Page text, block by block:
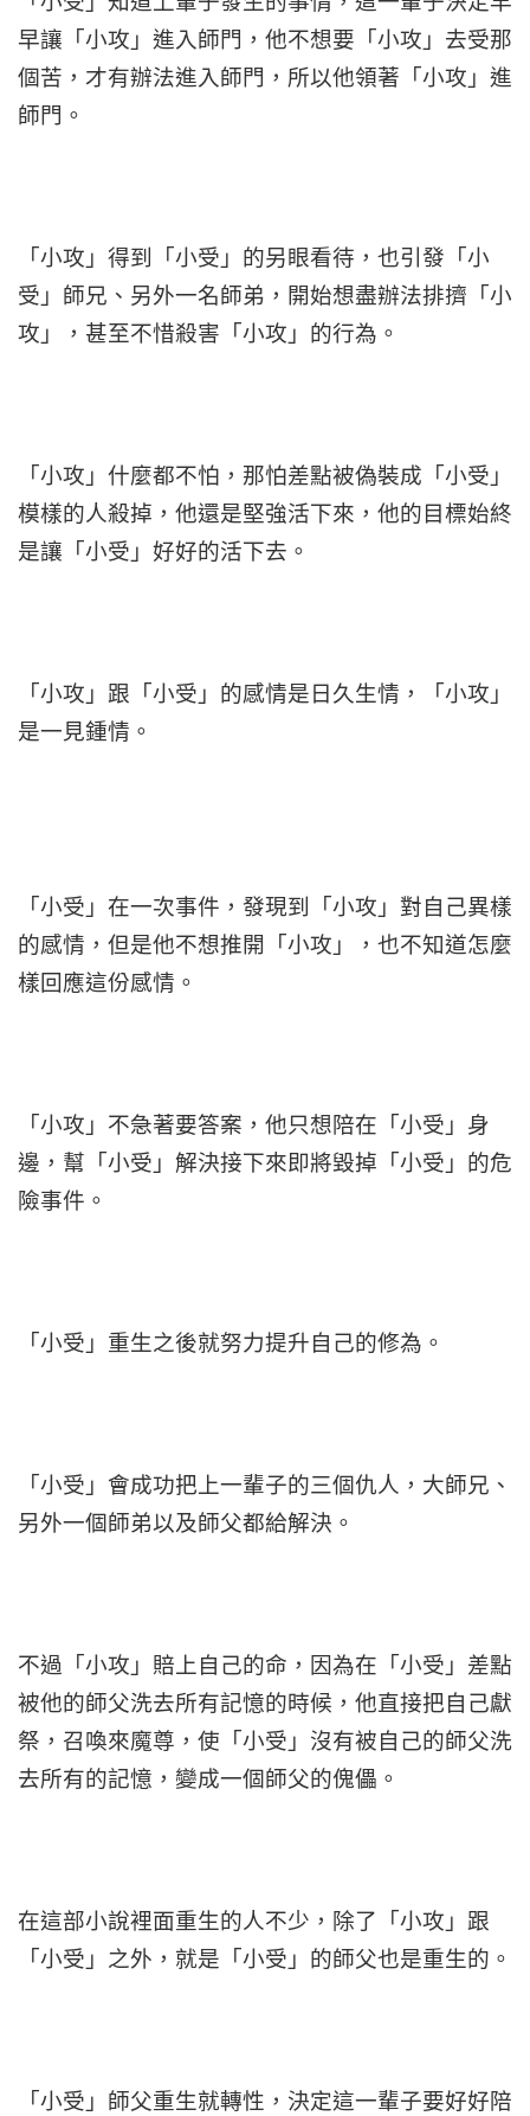
早讓「小攻」進入師門，他不想要「小攻」去受那
個苦，才有辦法進入師門，所以他領著「小攻」進
師門。
「小攻」得到「小受」的另眼看待，也引發「小
受」師兄、另外一名師弟，開始想盡辦法排擠「小
攻」，甚至不惜殺害「小攻」的行為。
「小攻」什麼都不怕，那怕差點被偽裝成「小受」
模樣的人殺掉，他還是堅強活下來，他的目標始終
是讓「小受」好好的活下去。
「小攻」跟「小受」的感情是日久生情，「小攻」
是一見鍾情。
「小受」在一次事件，發現到「小攻」對自己異樣
的感情，但是他不想推開「小攻」，也不知道怎麼
樣回應這份感情。
「小攻」不急著要答案，他只想陪在「小受」身
邊，幫「小受」解決接下來即將毀掉「小受」的危
險事件。
「小受」重生之後就努力提升自己的修為。
「小受」會成功把上一輩子的三個仇人，大師兄、
另外一個師弟以及師父都給解決。
不過「小攻」賠上自己的命，因為在「小受」差點
被他的師父洗去所有記憶的時候，他直接把自己獻
祭，召喚來魔尊，使「小受」沒有被自己的師父洗
去所有的記憶，變成一個師父的傀儡。
在這部小說裡面重生的人不少，除了「小攻」跟
「小受」之外，就是「小受」的師父也是重生的。
「小受」師父重生就轉性，決定這一輩子要好好陪